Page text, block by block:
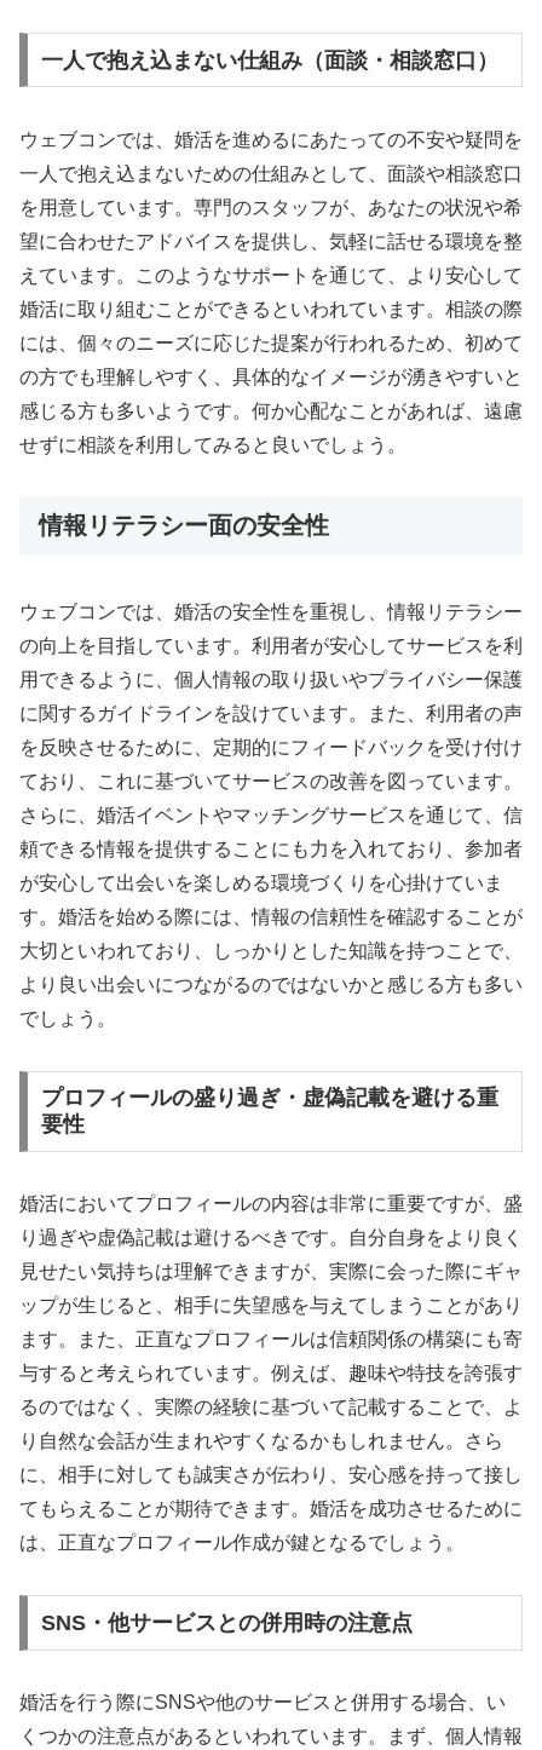
一人で抱え込まない仕組み（面談・相談窓口）
ウェブコンでは、婚活を進めるにあたっての不安や疑問を
一人で抱え込まないための仕組みとして、面談や相談窓口
を用意しています。専門のスタッフが、あなたの状況や希
望に合わせたアドバイスを提供し、気軽に話せる環境を整
えています。このようなサポートを通じて、より安心して
婚活に取り組むことができるといわれています。相談の際
には、個々のニーズに応じた提案が行われるため、初めて
の方でも理解しやすく、具体的なイメージが湧きやすいと
感じる方も多いようです。何か心配なことがあれば、遠慮
せずに相談を利用してみると良いでしょう。
情報リテラシー面の安全性
ウェブコンでは、婚活の安全性を重視し、情報リテラシー
の向上を目指しています。利用者が安心してサービスを利
用できるように、個人情報の取り扱いやプライバシー保護
に関するガイドラインを設けています。また、利用者の声
を反映させるために、定期的にフィードバックを受け付け
ており、これに基づいてサービスの改善を図っています。
さらに、婚活イベントやマッチングサービスを通じて、信
頼できる情報を提供することにも力を入れており、参加者
が安心して出会いを楽しめる環境づくりを心掛けていま
す。婚活を始める際には、情報の信頼性を確認することが
大切といわれており、しっかりとした知識を持つことで、
より良い出会いにつながるのではないかと感じる方も多い
でしょう。
プロフィールの盛り過ぎ・虚偽記載を避ける重
要性
婚活においてプロフィールの内容は非常に重要ですが、盛
り過ぎや虚偽記載は避けるべきです。自分自身をより良く
見せたい気持ちは理解できますが、実際に会った際にギャ
ップが生じると、相手に失望感を与えてしまうことがあり
ます。また、正直なプロフィールは信頼関係の構築にも寄
与すると考えられています。例えば、趣味や特技を誇張す
るのではなく、実際の経験に基づいて記載することで、よ
り自然な会話が生まれやすくなるかもしれません。さら
に、相手に対しても誠実さが伝わり、安心感を持って接し
てもらえることが期待できます。婚活を成功させるために
は、正直なプロフィール作成が鍵となるでしょう。
SNS・他サービスとの併用時の注意点
婚活を行う際にSNSや他のサービスと併用する場合、い
くつかの注意点があるといわれています。まず、個人情報